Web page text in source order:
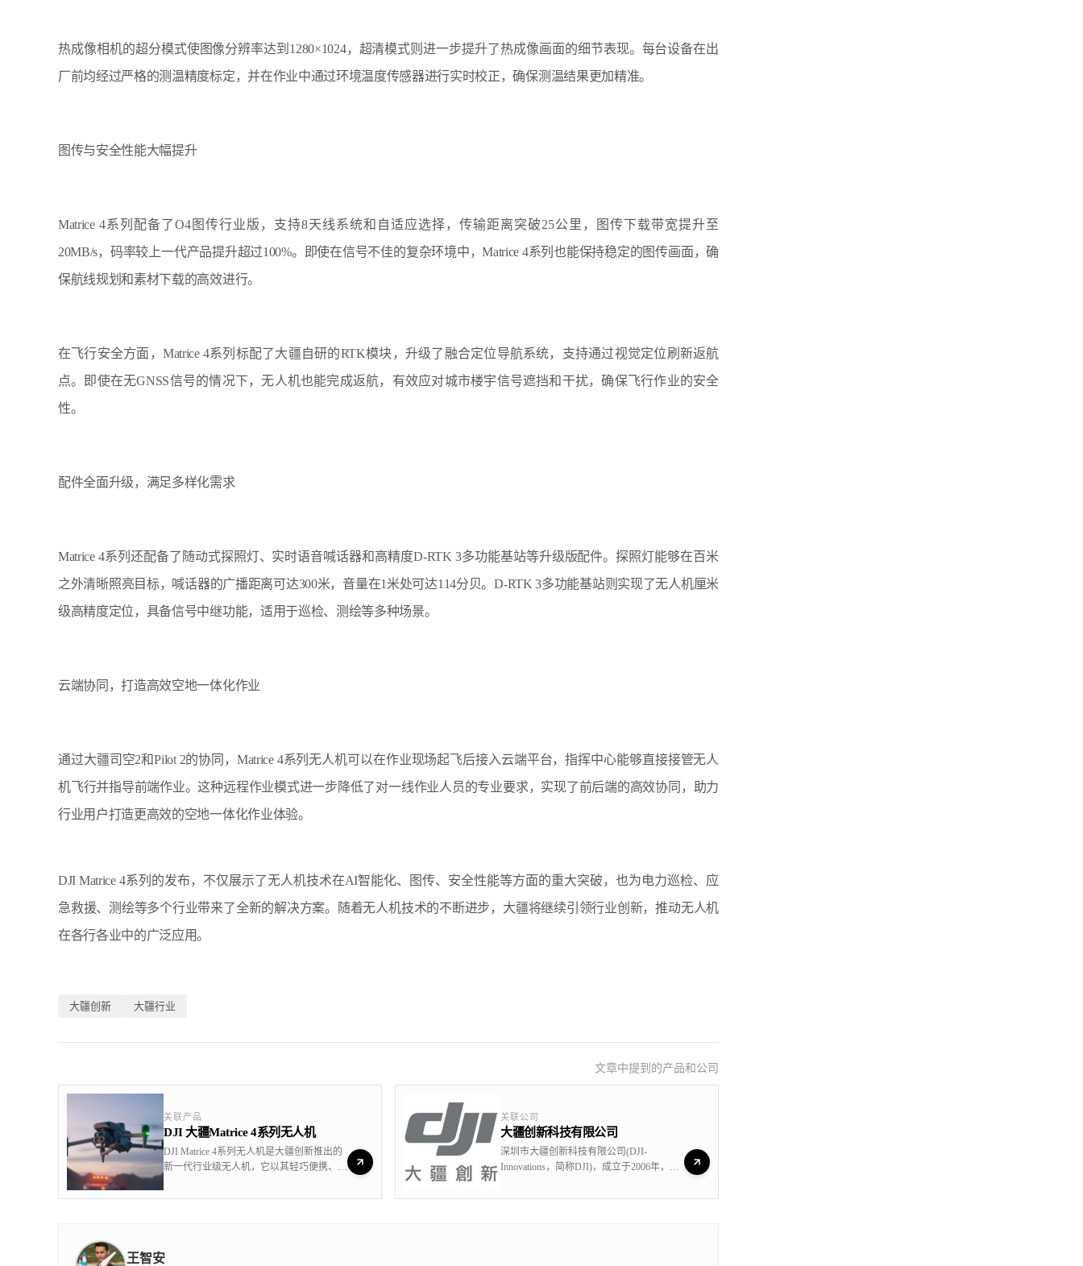
热成像相机的超分模式使图像分辨率达到1280×1024，超清模式则进一步提升了热成像画面的细节表现。每台设备在出
厂前均经过严格的测温精度标定，并在作业中通过环境温度传感器进行实时校正，确保测温结果更加精准。
图传与安全性能大幅提升
Matrice 4系列配备了O4图传行业版，支持8天线系统和自适应选择，传输距离突破25公里，图传下载带宽提升至
20MB/s，码率较上一代产品提升超过100%。即使在信号不佳的复杂环境中，Matrice 4系列也能保持稳定的图传画面，确
保航线规划和素材下载的高效进行。
在飞行安全方面，Matrice 4系列标配了大疆自研的RTK模块，升级了融合定位导航系统，支持通过视觉定位刷新返航
点。即使在无GNSS信号的情况下，无人机也能完成返航，有效应对城市楼宇信号遮挡和干扰，确保飞行作业的安全
性。
配件全面升级，满足多样化需求
Matrice 4系列还配备了随动式探照灯、实时语音喊话器和高精度D-RTK 3多功能基站等升级版配件。探照灯能够在百米
之外清晰照亮目标，喊话器的广播距离可达300米，音量在1米处可达114分贝。D-RTK 3多功能基站则实现了无人机厘米
级高精度定位，具备信号中继功能，适用于巡检、测绘等多种场景。
云端协同，打造高效空地一体化作业
通过大疆司空2和Pilot 2的协同，Matrice 4系列无人机可以在作业现场起飞后接入云端平台，指挥中心能够直接接管无人
机飞行并指导前端作业。这种远程作业模式进一步降低了对一线作业人员的专业要求，实现了前后端的高效协同，助力
行业用户打造更高效的空地一体化作业体验。
DJI Matrice 4系列的发布，不仅展示了无人机技术在AI智能化、图传、安全性能等方面的重大突破，也为电力巡检、应
急救援、测绘等多个行业带来了全新的解决方案。随着无人机技术的不断进步，大疆将继续引领行业创新，推动无人机
在各行各业中的广泛应用。
大疆创新 大疆行业
文章中提到的产品和公司
关联产品
DJI 大疆Matrice 4系列无人机
DJI Matrice 4系列无人机是大疆创新推出的
新一代行业级无人机，它以其轻巧便携、智
空中作业解决方案。该系列包含Matrice 4T
率。 Matrice 4系列无人机在感知性能上实现
关联公司
大疆创新科技有限公司
深圳市大疆创新科技有限公司(DJI-
Innovations，简称DJI)，成立于2006年，是
决方案的研发和生产商，客户遍布全球100
王智安